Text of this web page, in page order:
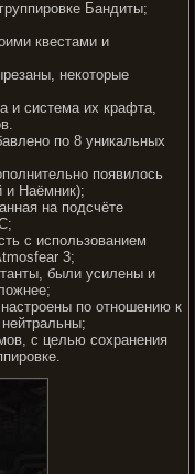
Бандиты;
квестами и
некоторые
и система их крафта,
по 8 уникальных
появилось
и Наёмник);
на подсчёте
с использованием
3;
были усилены и
по отношению к
с целью сохранения